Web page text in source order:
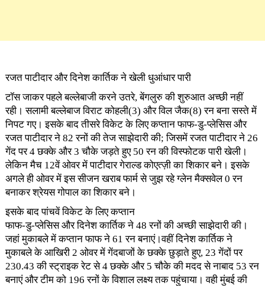
रजत पाटीदार और दिनेश कार्तिक ने खेली धुआंधार पारी
टॉस जाकर पहले बल्लेबाजी करने उतरे, बेंगलुरु की शुरुआत अच्छी नहीं
रही। सलामी बल्लेबाज विराट कोहली(3) और विल जैक(8) रन बना सस्ते में
निपट गए। इसके बाद तीसरे विकेट के लिए कप्तान फाफ-डु-प्लेसिस और
रजत पाटीदार ने 82 रनों की तेज साझेदारी की; जिसमें रजत पाटीदार ने 26
गेंद पर 4 छक्के और 3 चौके जड़ते हुए 50 रन की विस्फोटक पारी खेली।
लेकिन मैच 12वें ओवर में पाटीदार गेराल्ड कोएत्ज़ी का शिकार बने। इसके
अगले ही ओवर में इस सीजन खराब फार्म से जुझ रहे ग्लेन मैक्सवेल 0 रन
बनाकर श्रेयस गोपाल का शिकार बने।
इसके बाद पांचवें विकेट के लिए कप्तान
फाफ-डु-प्लेसिस और दिनेश कार्तिक ने 48 रनों की अच्छी साझेदारी की।
जहां मुकाबले में कप्तान फाफ ने 61 रन बनाएं।वहीं दिनेश कार्तिक ने
मुकाबले के आखिरी 2 ओवर में गेंदबाजों के छक्के छुड़ाते हुए, 23 गेंदों पर
230.43 की स्ट्राइक रेट से 4 छक्के और 5 चौके की मदद से नाबाद 53 रन
बनाएं और टीम को 196 रनों के विशाल लक्ष्य तक पहुंचाया। वही मुंबई की